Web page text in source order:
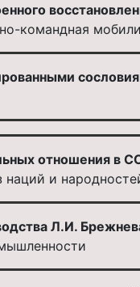
командная
отношения в
наций и
Л.И.